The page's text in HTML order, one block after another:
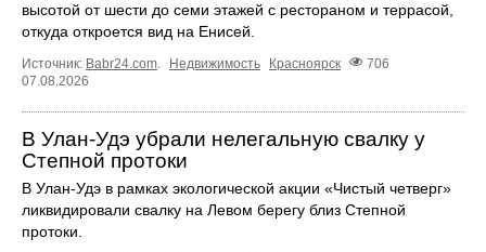
высотой от шести до семи этажей с рестораном и террасой,
откуда откроется вид на Енисей.
Источник: Babr24.com Недвижимость Красноярск
706
07.08.2026
В Улан-Удэ убрали нелегальную свалку у
Степной протоки
В Улан-Удэ в рамках экологической акции «Чистый четверг»
ликвидировали свалку на Левом берегу близ Степной
протоки.